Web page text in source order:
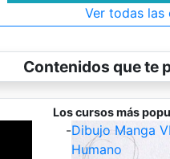
Ver todas las
Contenidos que te
Los cursos más
-Dibujo Manga
Humano